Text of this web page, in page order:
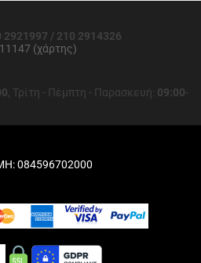
2921997 / 210 2914326
(χάρτης)
, Τρίτη - Πέμπτη - Παρασκευή: 09:00-
084596702000